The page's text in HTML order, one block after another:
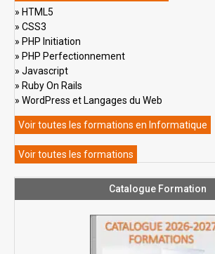
HTML5
CSS3
PHP Initiation
PHP Perfectionnement
Javascript
Ruby On Rails
WordPress et Langages du Web
Voir toutes les formations en Informatique
Voir toutes les formations
Catalogue Formation